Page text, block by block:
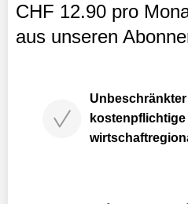
CHF 12.90 pro
aus unseren